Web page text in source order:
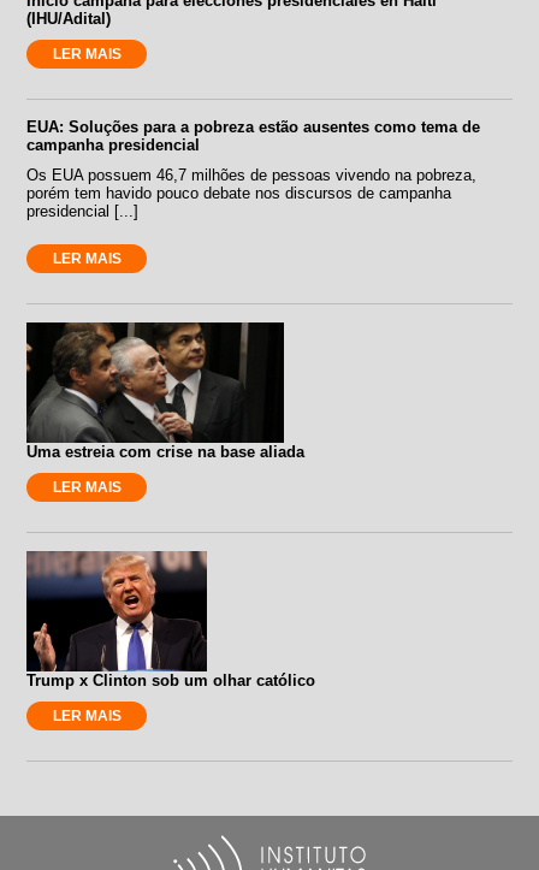
(IHU/Adital)
LER MAIS
EUA: Soluções para a pobreza estão ausentes como tema de
campanha presidencial
Os EUA possuem 46,7 milhões de pessoas vivendo na pobreza,
porém tem havido pouco debate nos discursos de campanha
presidencial [...]
LER MAIS
Uma estreia com crise na base aliada
LER MAIS
Trump x Clinton sob um olhar católico
LER MAIS